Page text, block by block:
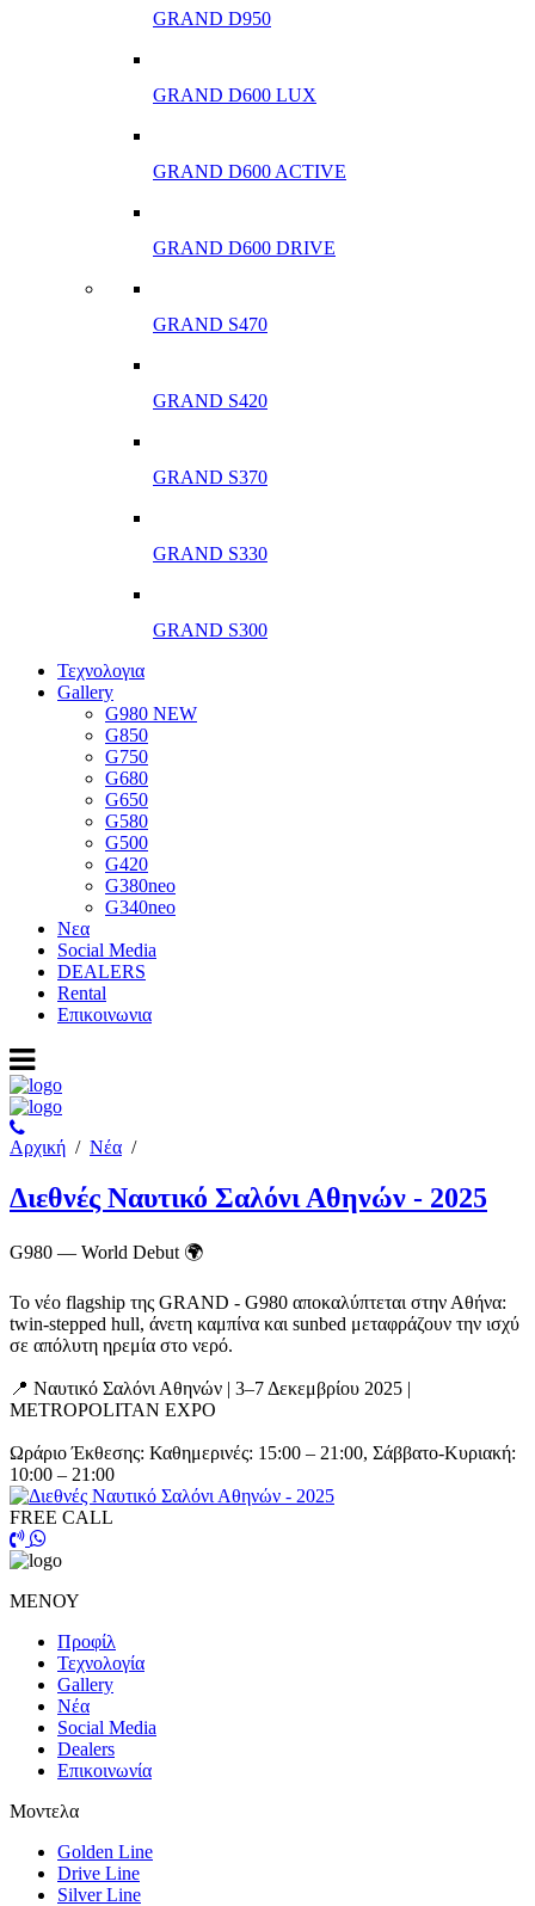
GRAND D950
GRAND D600 LUX
GRAND D600 ACTIVE
GRAND D600 DRIVE
GRAND S470
GRAND S420
GRAND S370
GRAND S330
GRAND S300
Τεχνολογια
Gallery
G980 NEW
G850
G750
G680
G650
G580
G500
G420
G380neo
G340neo
Νεα
Social Media
DEALERS
Rental
Επικοινωνια
Αρχική / Νέα /
Διεθνές Ναυτικό Σαλόνι Αθηνών - 2025
G980 — World Debut 🌍
Το νέο flagship της GRAND - G980 αποκαλύπτεται στην Αθήνα:
twin-stepped hull, άνετη καμπίνα και sunbed μεταφράζουν την ισχύ
σε απόλυτη ηρεμία στο νερό.
📍 Ναυτικό Σαλόνι Αθηνών | 3–7 Δεκεμβρίου 2025 |
METROPOLITAN EXPO
Ωράριο Έκθεσης: Καθημερινές: 15:00 – 21:00, Σάββατο-Κυριακή:
10:00 – 21:00
FREE CALL
ΜΕΝΟΥ
Προφίλ
Τεχνολογία
Gallery
Νέα
Social Media
Dealers
Επικοινωνία
Μοντελα
Golden Line
Drive Line
Silver Line